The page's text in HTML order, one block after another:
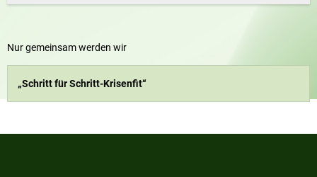
Nur gemeinsam werden wir
„Schritt für Schritt-Krisenfit“